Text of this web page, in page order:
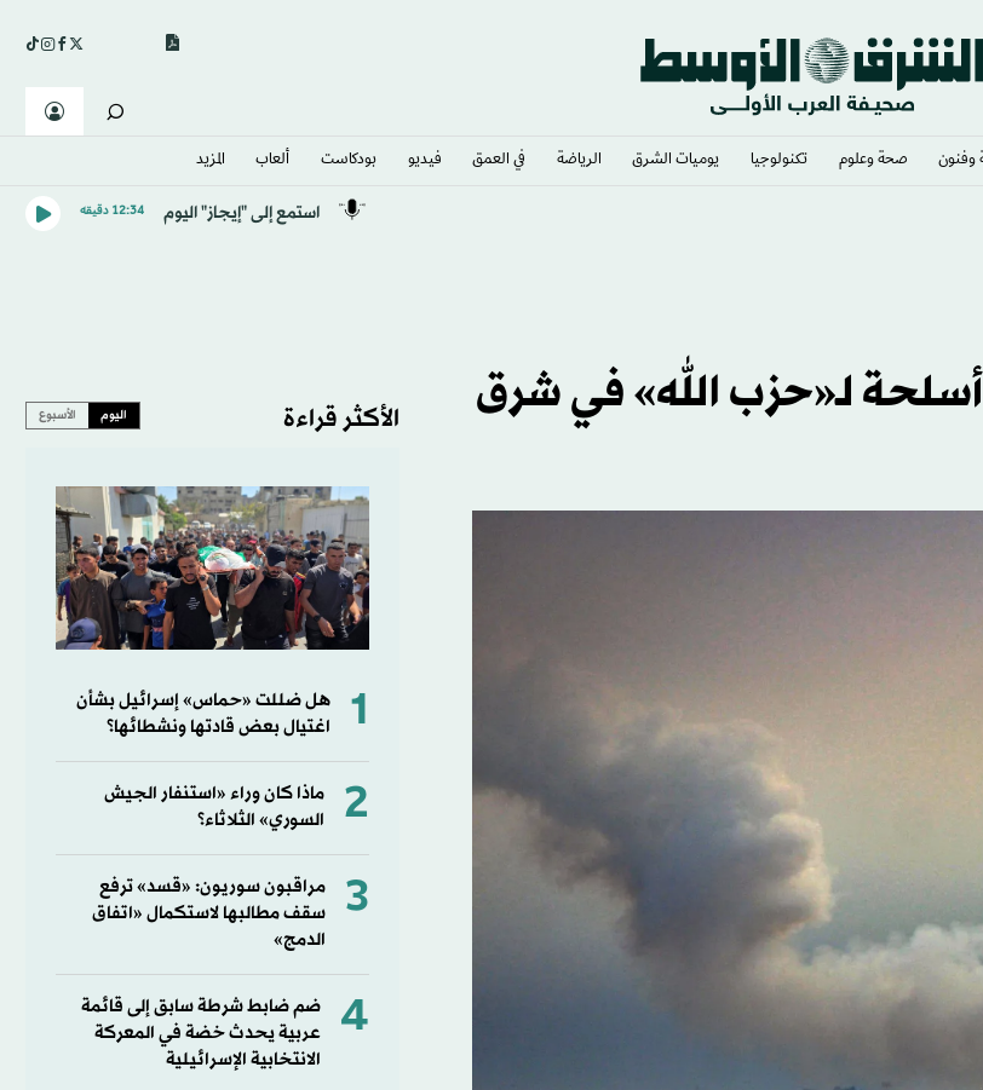
وفنون صحة وعلوم تكنولوجيا يوميات الشرق​ الرياضة في العمق فيديو بودكاست ألعاب المزيد
استمع إلى "إيجاز" اليوم 12:34 دقيقه
لـ«حزب الله» في شرق
الأكثر قراءة اليوم الأسبوع
1
هل ضللت «حماس» إسرائيل بشأن
اغتيال بعض قادتها ونشطائها؟
2
ماذا كان وراء «استنفار الجيش
السوري» الثلاثاء؟
3
مراقبون سوريون: «قسد» ترفع
سقف مطالبها لاستكمال «اتفاق
الدمج»
4
ضم ضابط شرطة سابق إلى قائمة
عربية يحدث خضة في المعركة
الانتخابية الإسرائيلية